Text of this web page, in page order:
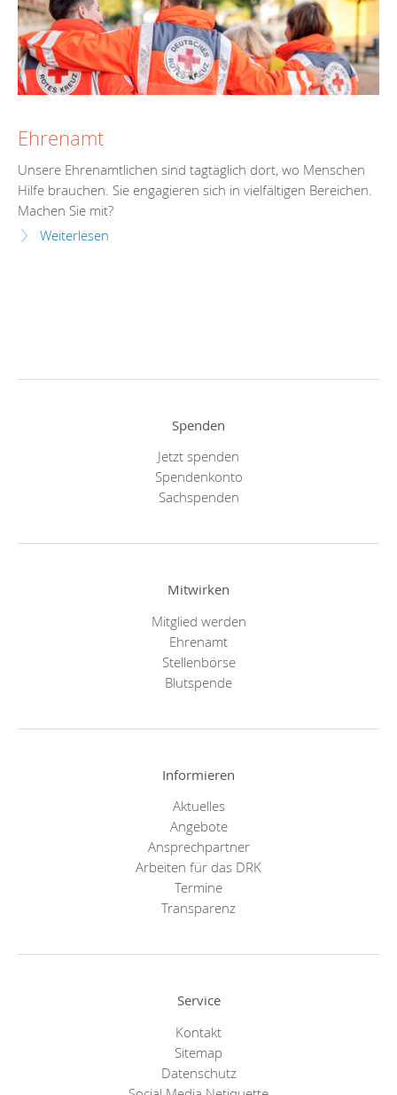
Ehrenamt
Unsere Ehrenamtlichen sind tagtäglich dort, wo Menschen
Hilfe brauchen. Sie engagieren sich in vielfältigen Bereichen.
Machen Sie mit?
Weiterlesen
Spenden
Jetzt spenden
Spendenkonto
Sachspenden
Mitwirken
Mitglied werden
Ehrenamt
Stellenbörse
Blutspende
Informieren
Aktuelles
Angebote
Ansprechpartner
Arbeiten für das DRK
Termine
Transparenz
Service
Kontakt
Sitemap
Datenschutz